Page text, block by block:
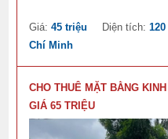
Giá:45 triệu Diện tích:
Chí Minh
CHO THUÊ MẶT BẰNG
GIÁ 65 TRIỆU